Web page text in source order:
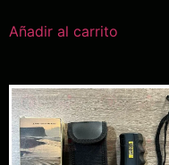
Añadir al carrito